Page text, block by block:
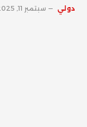
دولي سبتمبر 11, 2025